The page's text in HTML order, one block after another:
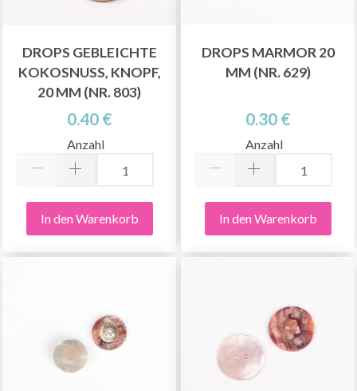
DROPS GEBLEICHTE
KOKOSNUSS, KNOPF,
20 MM (NR. 803)
0.40 €
Anzahl
In den Warenkorb
DROPS MARMOR 20
MM (NR. 629)
0.30 €
Anzahl
In den Warenkorb